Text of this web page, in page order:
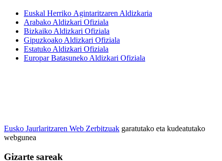
Euskal Herriko Agintaritzaren Aldizkaria
Arabako Aldizkari Ofiziala
Bizkaiko Aldizkari Ofiziala
Gipuzkoako Aldizkari Ofiziala
Estatuko Aldizkari Ofiziala
Europar Batasuneko Aldizkari Ofiziala
Eusko Jaurlaritzaren Web Zerbitzuak garatutako eta kudeatutako
webgunea
Gizarte sareak